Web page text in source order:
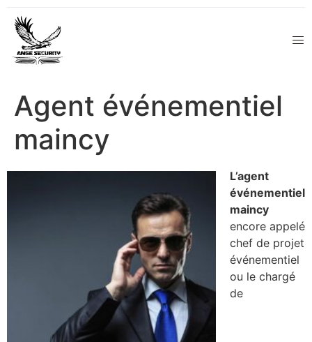
Agent événementiel
maincy
L’agent
événementiel
maincy
encore appelé
chef de projet
événementiel
ou le chargé
de